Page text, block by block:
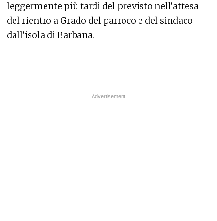
leggermente più tardi del previsto nell’attesa
del rientro a Grado del parroco e del sindaco
dall’isola di Barbana.